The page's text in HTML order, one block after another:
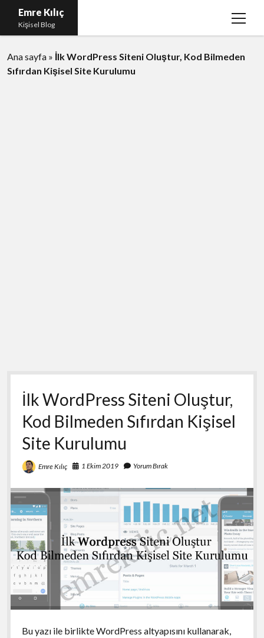
Emre Kılıç
Kişisel Blog
menüyü
Anasayfa
İletişim
Ana sayfa » İlk WordPress Siteni Oluştur, Kod Bilmeden
Sıfırdan Kişisel Site Kurulumu
İlk WordPress Siteni Oluştur,
Kod Bilmeden Sıfırdan Kişisel
Site Kurulumu
Emre Kılıç 1 Ekim 2019 Yorum Bırak
Bu yazı ile birlikte WordPress altyapısını kullanarak,